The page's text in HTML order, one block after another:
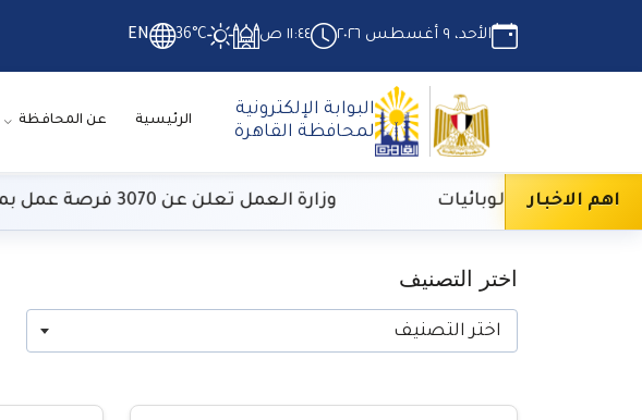
الأحد، ٩ أغسطس ٢٠٢٦ ١١:٤٤ ص 36°C
EN
البوابة الإلكترونية
لمحافظة القاهرة
الرئيسية عن المحافظة
اهم الاخبار
في الوبائيات وزارة العمل تعلن عن 3070 فرصة عمل بمجموعة مقاولات شهيرة
اختر التصنيف
اختر التصنيف